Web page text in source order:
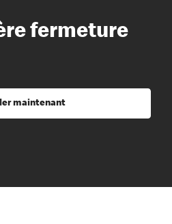
fermeture
maintenant